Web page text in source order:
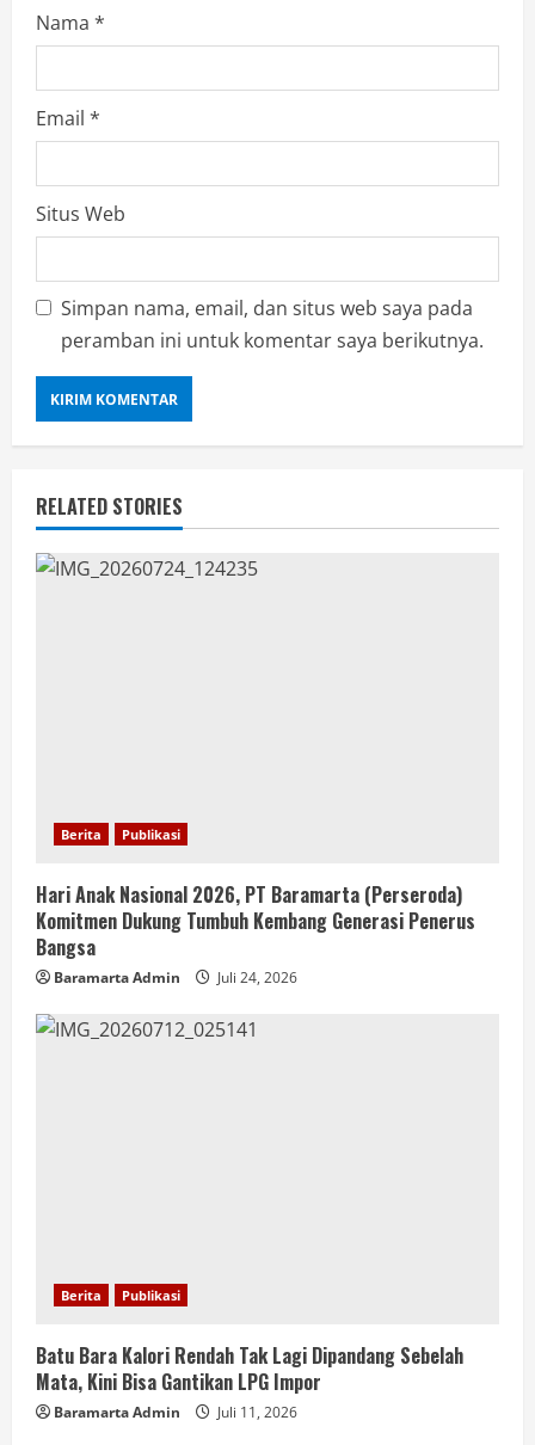
Nama *
Email *
Situs Web
Simpan nama, email, dan situs web saya pada
peramban ini untuk komentar saya berikutnya.
RELATED STORIES
Berita Publikasi
Hari Anak Nasional 2026, PT Baramarta (Perseroda)
Komitmen Dukung Tumbuh Kembang Generasi Penerus
Bangsa
Baramarta Admin Juli 24, 2026
Berita Publikasi
Batu Bara Kalori Rendah Tak Lagi Dipandang Sebelah
Mata, Kini Bisa Gantikan LPG Impor
Baramarta Admin Juli 11, 2026